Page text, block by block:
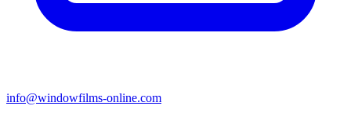
info@windowfilms-online.com